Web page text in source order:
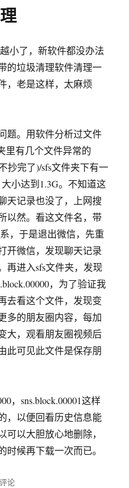
了，新软件都没办法
的垃圾清理软件清理一
，老是这样，太麻烦
。用软件分析过文件
里有几个文件异常的
抄完了)/sfs文件夹下有一
大小达到1.3G。不知道这
天记录也没了，上网搜
以然。看这文件名，带
，于是退出微信，先重
开微信，发现聊天记录
再进入sfs文件夹，发现
，为了验证我
去看这个文件，发现变
多的朋友圈内容，每加
大，观看朋友圈视频后
此可见此文件是保存朋
，sns.block.00001这样
，以便回看历史信息能
以大胆放心地删除，
候再下载一次而已。
论